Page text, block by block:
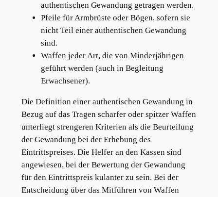
authentischen Gewandung getragen werden.
Pfeile für Armbrüste oder Bögen, sofern sie
nicht Teil einer authentischen Gewandung
sind.
Waffen jeder Art, die von Minderjährigen
geführt werden (auch in Begleitung
Erwachsener).
Die Definition einer authentischen Gewandung in
Bezug auf das Tragen scharfer oder spitzer Waffen
unterliegt strengeren Kriterien als die Beurteilung
der Gewandung bei der Erhebung des
Eintrittspreises. Die Helfer an den Kassen sind
angewiesen, bei der Bewertung der Gewandung
für den Eintrittspreis kulanter zu sein. Bei der
Entscheidung über das Mitführen von Waffen